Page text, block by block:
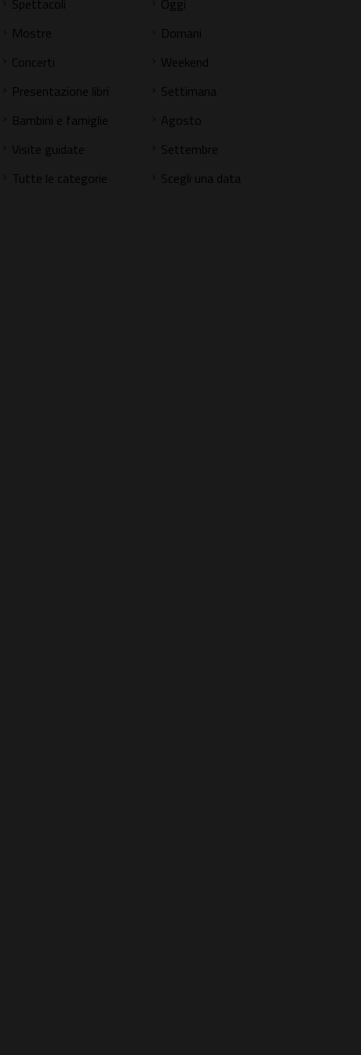
Spettacoli
Mostre
Concerti
Presentazione libri
Bambini e famiglie
Visite guidate
Tutte le categorie
Oggi
Domani
Weekend
Settimana
Agosto
Settembre
Scegli una data